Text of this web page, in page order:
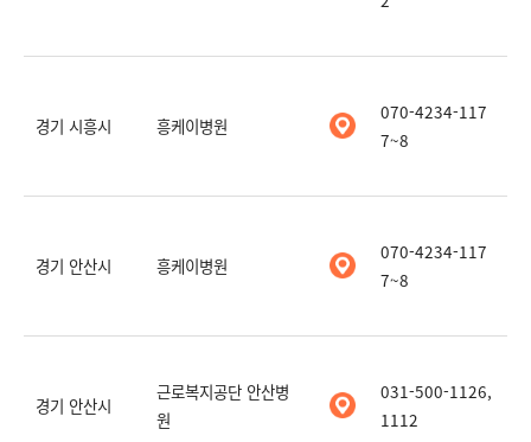
경기 시흥시 흥케이병원
070-4234-117
7~8
경기 안산시 흥케이병원
070-4234-117
7~8
경기 안산시
근로복지공단 안산병
원
031-500-1126,
1112